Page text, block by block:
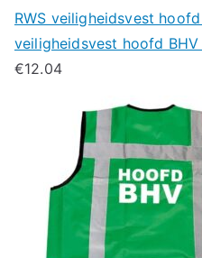
RWS veiligheidsvest
veiligheidsvest hoofd BHV
€12.04